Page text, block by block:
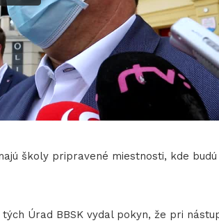
školy pripravené miestnosti, kde
Úrad BBSK vydal pokyn, že pri